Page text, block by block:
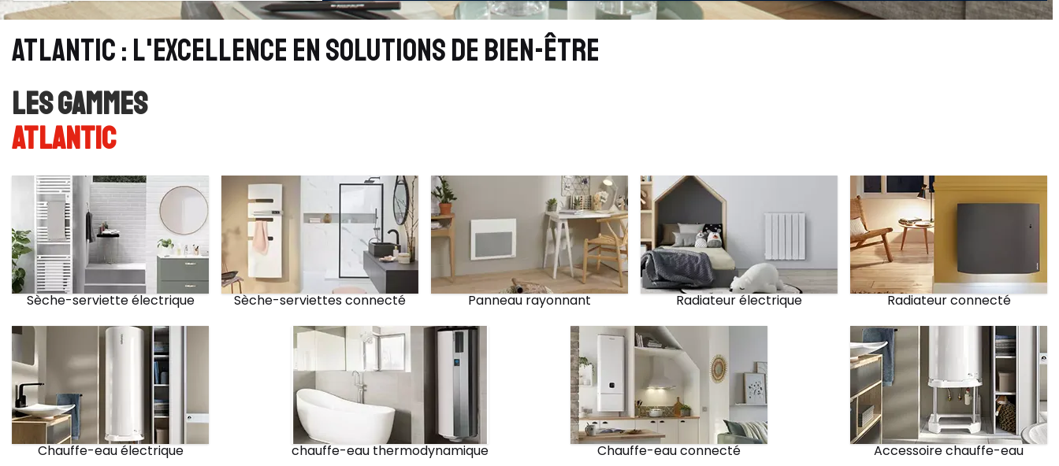
ATLANTIC : L'EXCELLENCE EN SOLUTIONS DE BIEN-ÊTRE
LES GAMMES
ATLANTIC
Sèche-serviette électrique Sèche-serviettes connecté Panneau rayonnant Radiateur électrique Radiateur connecté
Chauffe-eau électrique chauffe-eau thermodynamique Chauffe-eau connecté Accessoire chauffe-eau